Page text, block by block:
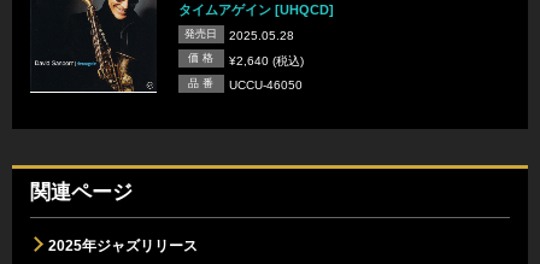
タイムアゲイン [UHQCD]
発売日 2025.05.28
価 格 ¥2,640 (税込)
品 番 UCCU-46050
関連ページ
2025年ジャズリリース